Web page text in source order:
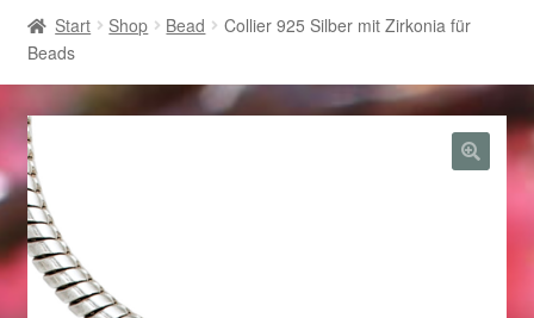
AGB
Beispiel-Seite
Datenschutz
Geschenke zu Ostern 2023
Geschenke zu Ostern 2024
Start Shop Bead
Collier 925 Silber mit Zirkonia für
Beads